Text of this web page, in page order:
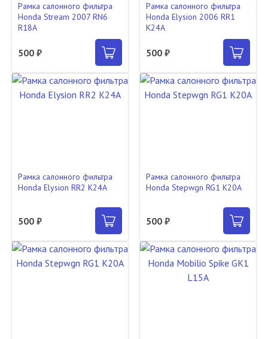
Рамка салонного фильтра
Honda Stream 2007 RN6
R18A
500 ₽
Рамка салонного фильтра
Honda Elysion 2006 RR1
K24A
500 ₽
Рамка салонного фильтра
Honda Elysion RR2 K24A
500 ₽
Рамка салонного фильтра
Honda Stepwgn RG1 K20A
500 ₽